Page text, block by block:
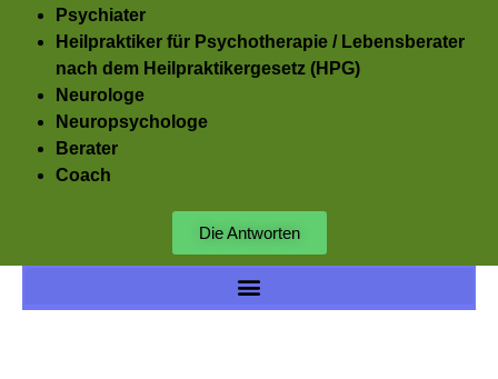
Psychiater
Heilpraktiker für Psychotherapie / Lebensberater
nach dem Heilpraktikergesetz (HPG)
Neurologe
Neuropsychologe
Berater
Coach
Die Antworten